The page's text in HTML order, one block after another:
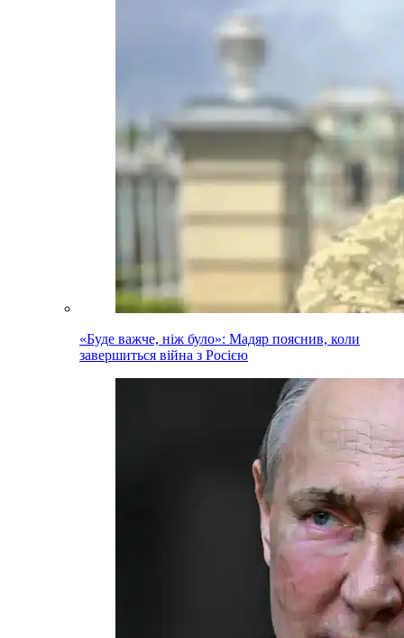
«Буде важче, ніж було»: Мадяр пояснив, коли
завершиться війна з Росією